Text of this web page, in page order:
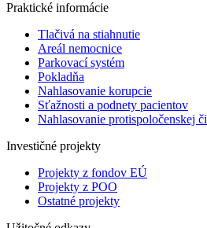
Praktické informácie
Tlačivá na stiahnutie
Areál nemocnice
Parkovací systém
Pokladňa
Nahlasovanie korupcie
Sťažnosti a podnety pacientov
Nahlasovanie protispoločenskej
Investičné projekty
Projekty z fondov EÚ
Projekty z POO
Ostatné projekty